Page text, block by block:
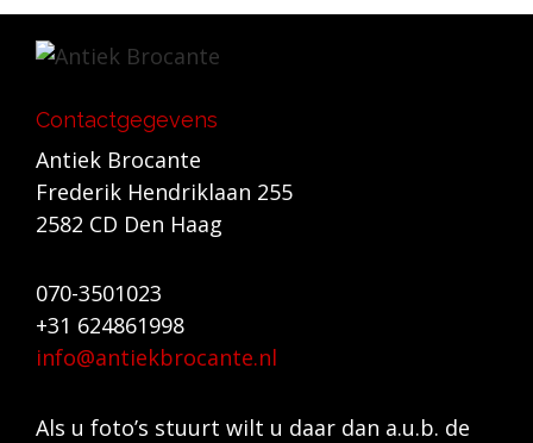
Contactgegevens
Antiek Brocante
Frederik Hendriklaan 255
2582 CD Den Haag
070-3501023
+31 624861998
info@antiekbrocante.nl
Als u foto’s stuurt wilt u daar dan a.u.b. de